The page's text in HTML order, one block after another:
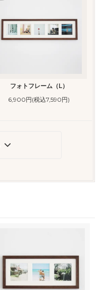
フォトフレーム（L）
6,900円(税込7,590円)